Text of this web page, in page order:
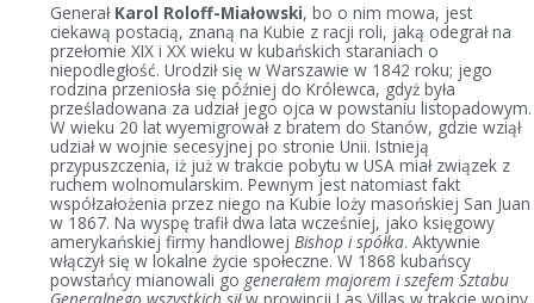
Generał Karol Roloff-Miałowski, bo o nim mowa, jest
ciekawą postacią, znaną na Kubie z racji roli, jaką odegrał na
przełomie XIX i XX wieku w kubańskich staraniach o
niepodległość. Urodził się w Warszawie w 1842 roku; jego
rodzina przeniosła się później do Królewca, gdyż była
prześladowana za udział jego ojca w powstaniu listopadowym.
W wieku 20 lat wyemigrował z bratem do Stanów, gdzie wziął
udział w wojnie secesyjnej po stronie Unii. Istnieją
przypuszczenia, iż już w trakcie pobytu w USA miał związek z
ruchem wolnomularskim. Pewnym jest natomiast fakt
współzałożenia przez niego na Kubie loży masońskiej San Juan
w 1867. Na wyspę trafił dwa lata wcześniej, jako księgowy
amerykańskiej firmy handlowejBishop i spółka. Aktywnie
włączył się w lokalne życie społeczne. W 1868 kubańscy
powstańcy mianowali go generałem majorem i szefem Sztabu